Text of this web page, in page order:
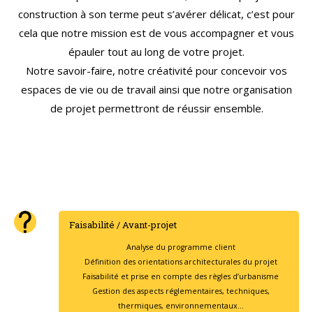
construction à son terme peut s’avérer délicat, c’est pour
cela que notre mission est de vous accompagner et vous
épauler tout au long de votre projet.
Notre savoir-faire, notre créativité pour concevoir vos
espaces de vie ou de travail ainsi que notre organisation
de projet permettront de réussir ensemble.
Faisabilité / Avant-projet
Analyse du programme client
Définition des orientations architecturales du projet
Faisabilité et prise en compte des règles d’urbanisme
Gestion des aspects réglementaires, techniques,
thermiques, environnementaux…